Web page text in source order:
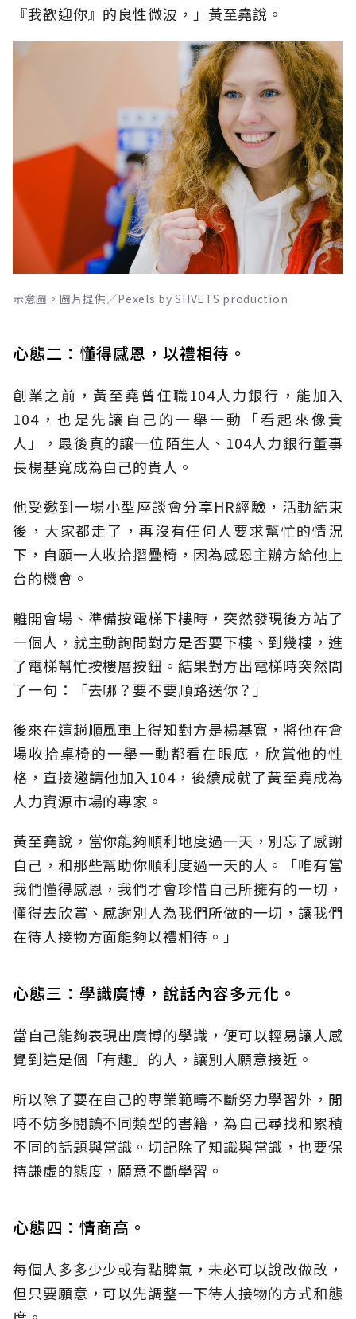
『我歡迎你』的良性微波，」黃至堯說。
示意圖。圖片提供／Pexels by SHVETS production
心態二：懂得感恩，以禮相待。
創業之前，黃至堯曾任職104人力銀行，能加入
104，也是先讓自己的一舉一動「看起來像貴
人」，最後真的讓一位陌生人、104人力銀行董事
長楊基寬成為自己的貴人。
他受邀到一場小型座談會分享HR經驗，活動結束
後，大家都走了，再沒有任何人要求幫忙的情況
下，自願一人收拾摺疊椅，因為感恩主辦方給他上
台的機會。
離開會場、準備按電梯下樓時，突然發現後方站了
一個人，就主動詢問對方是否要下樓、到幾樓，進
了電梯幫忙按樓層按鈕。結果對方出電梯時突然問
了一句：「去哪？要不要順路送你？」
後來在這趟順風車上得知對方是楊基寬，將他在會
場收拾桌椅的一舉一動都看在眼底，欣賞他的性
格，直接邀請他加入104，後續成就了黃至堯成為
人力資源市場的專家。
黃至堯說，當你能夠順利地度過一天，別忘了感謝
自己，和那些幫助你順利度過一天的人。「唯有當
我們懂得感恩，我們才會珍惜自己所擁有的一切，
懂得去欣賞、感謝別人為我們所做的一切，讓我們
在待人接物方面能夠以禮相待。」
心態三：學識廣博，說話內容多元化。
當自己能夠表現出廣博的學識，便可以輕易讓人感
覺到這是個「有趣」的人，讓別人願意接近。
所以除了要在自己的專業範疇不斷努力學習外，閒
時不妨多閱讀不同類型的書籍，為自己尋找和累積
不同的話題與常識。切記除了知識與常識，也要保
持謙虛的態度，願意不斷學習。
心態四：情商高。
每個人多多少少或有點脾氣，未必可以說改做改，
但只要願意，可以先調整一下待人接物的方式和態